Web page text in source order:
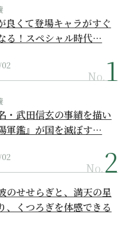
良くて登場キャラがすぐ
る！スペシャル時代…
No.
・武田信玄の事績を描い
軍鑑』が国を滅ぼす…
No.
のせせらぎと、満天の星
、くつろぎを体感できる